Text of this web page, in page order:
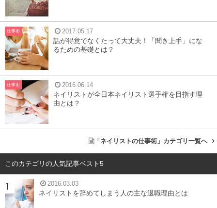
仕事術 2017.05.17
話が得意でなくたって大丈夫！「聞き上手」にな
るための基礎とは？
仕事術 2016.06.14
ネイリストが全日本ネイリスト選手権を目指す理
由とは？
「ネイリストの仕事術」カテゴリ一覧へ
このカテゴリの人気記事ベスト5
2016.03.03
ネイリストを辞めてしまう人の主な退職理由とは